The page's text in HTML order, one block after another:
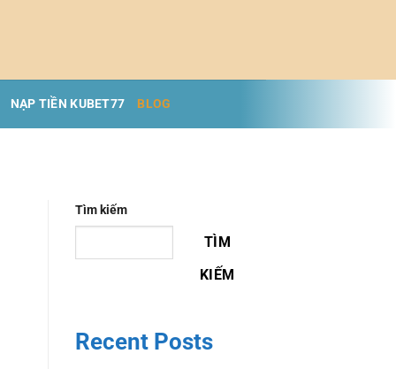
NẠP TIỀN KUBET77 BLOG
Tìm kiếm
TÌM
KIẾM
Recent Posts